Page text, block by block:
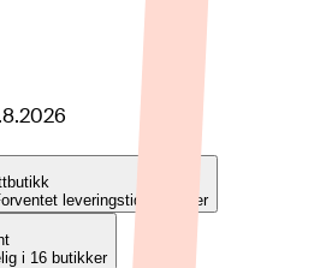
leveringstid: 6-8 uker
i 16 butikker